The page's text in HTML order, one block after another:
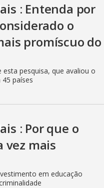
: Entenda por
o
promíscuo do
pesquisa, que avaliou o
países
: Por que o
vez mais
em educação